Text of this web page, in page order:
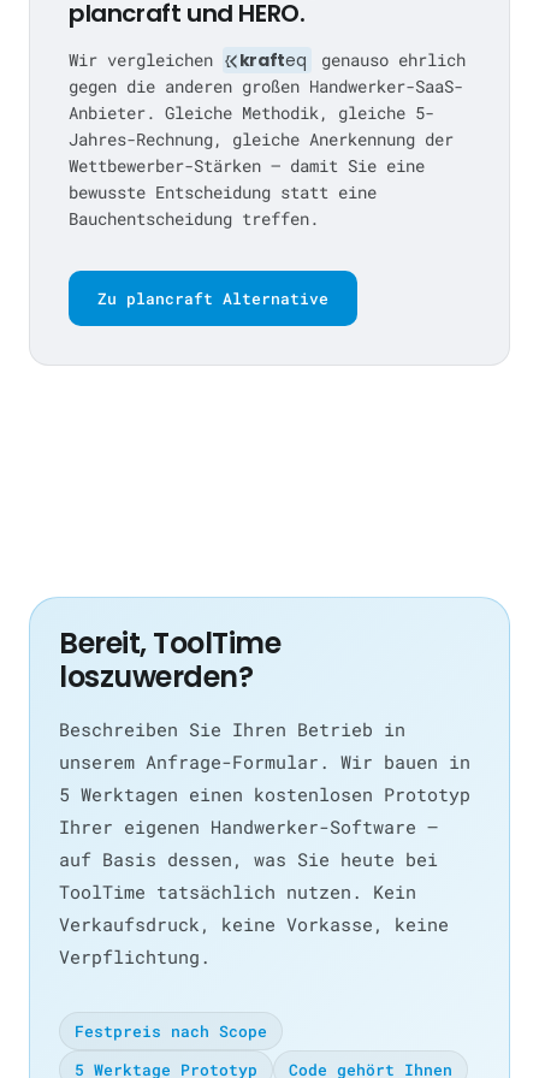
plancraft und HERO.
Wir vergleichen krafteq
genauso ehrlich
gegen die anderen großen Handwerker-SaaS-
Anbieter. Gleiche Methodik, gleiche 5-
Jahres-Rechnung, gleiche Anerkennung der
Wettbewerber-Stärken — damit Sie eine
bewusste Entscheidung statt eine
Bauchentscheidung treffen.
Zu plancraft Alternative
Bereit, ToolTime
loszuwerden?
Beschreiben Sie Ihren Betrieb in
unserem Anfrage-Formular. Wir bauen in
5 Werktagen einen kostenlosen Prototyp
Ihrer eigenen Handwerker-Software —
auf Basis dessen, was Sie heute bei
ToolTime tatsächlich nutzen. Kein
Verkaufsdruck, keine Vorkasse, keine
Verpflichtung.
Festpreis nach Scope
5 Werktage Prototyp
Code gehört Ihnen